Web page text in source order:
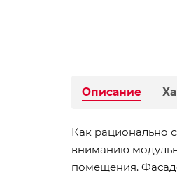
Описание
Как рационально
вниманию
помещения.